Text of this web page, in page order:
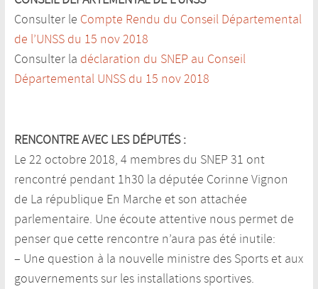
Consulter le Compte Rendu du Conseil Départemental
de l’UNSS du 15 nov 2018
Consulter la déclaration du SNEP au Conseil
Départemental UNSS du 15 nov 2018
RENCONTRE AVEC LES DÉPUTÉS :
Le 22 octobre 2018, 4 membres du SNEP 31 ont
rencontré pendant 1h30 la députée Corinne Vignon
de La république En Marche et son attachée
parlementaire. Une écoute attentive nous permet de
penser que cette rencontre n’aura pas été inutile:
– Une question à la nouvelle ministre des Sports et aux
gouvernements sur les installations sportives.